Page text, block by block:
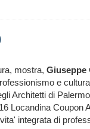
mostra, Giuseppe
e
Architetti di
Locandina Coupon
integrata di